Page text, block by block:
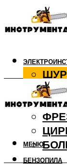
БЕНЗОПИЛА
МЕНЮ